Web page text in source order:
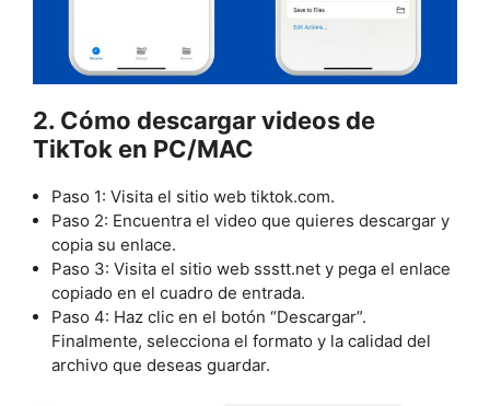
2. Cómo descargar videos de
TikTok en PC/MAC
Paso 1: Visita el sitio web tiktok.com.
Paso 2: Encuentra el video que quieres descargar y
copia su enlace.
Paso 3: Visita el sitio web ssstt.net y pega el enlace
copiado en el cuadro de entrada.
Paso 4: Haz clic en el botón “Descargar”.
Finalmente, selecciona el formato y la calidad del
archivo que deseas guardar.